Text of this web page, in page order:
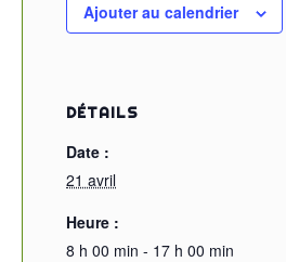
Ajouter au calendrier
DÉTAILS
Date :
21 avril
Heure :
8 h 00 min - 17 h 00 min